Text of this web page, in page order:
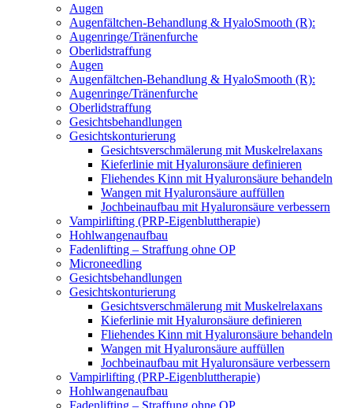
Augen
Augenfältchen-Behandlung & HyaloSmooth (R):
Augenringe/Tränenfurche
Oberlidstraffung
Augen
Augenfältchen-Behandlung & HyaloSmooth (R):
Augenringe/Tränenfurche
Oberlidstraffung
Gesichtsbehandlungen
Gesichtskonturierung
Gesichtsverschmälerung mit Muskelrelaxans
Kieferlinie mit Hyaluronsäure definieren
Fliehendes Kinn mit Hyaluronsäure behandeln
Wangen mit Hyaluronsäure auffüllen
Jochbeinaufbau mit Hyaluronsäure verbessern
Vampirlifting (PRP-Eigenbluttherapie)
Hohlwangenaufbau
Fadenlifting – Straffung ohne OP
Microneedling
Gesichtsbehandlungen
Gesichtskonturierung
Gesichtsverschmälerung mit Muskelrelaxans
Kieferlinie mit Hyaluronsäure definieren
Fliehendes Kinn mit Hyaluronsäure behandeln
Wangen mit Hyaluronsäure auffüllen
Jochbeinaufbau mit Hyaluronsäure verbessern
Vampirlifting (PRP-Eigenbluttherapie)
Hohlwangenaufbau
Fadenlifting – Straffung ohne OP